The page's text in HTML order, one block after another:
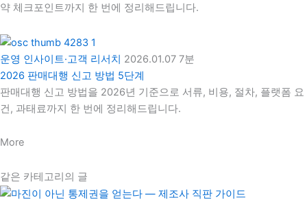
약 체크포인트까지 한 번에 정리해드립니다.
운영 인사이트·고객 리서치 2026.01.07 7분
2026 판매대행 신고 방법 5단계
판매대행 신고 방법을 2026년 기준으로 서류, 비용, 절차, 플랫폼 요
건, 과태료까지 한 번에 정리해드립니다.
More
같은 카테고리의 글